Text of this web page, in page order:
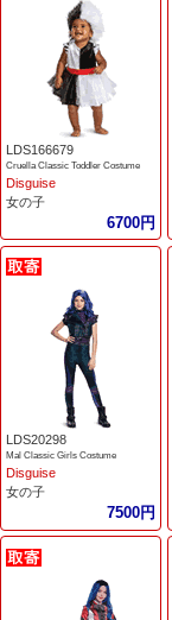
LDS166679
Cruella Classic Toddler Costume
Disguise
女の子
6700円
LDS20298
Mal Classic Girls Costume
Disguise
女の子
7500円